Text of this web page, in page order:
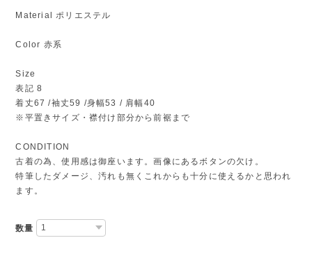
Material ポリエステル
Color 赤系
Size
表記 8
着丈67 /袖丈59 /身幅53 / 肩幅40
※平置きサイズ・襟付け部分から前裾まで
CONDITION
古着の為、使用感は御座います。画像にあるボタンの欠け。
特筆したダメージ、汚れも無くこれからも十分に使えるかと思われ
ます。
数量